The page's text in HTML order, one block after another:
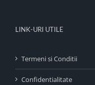
LINK-URI UTILE
Termeni si Conditii
Confidentialitate